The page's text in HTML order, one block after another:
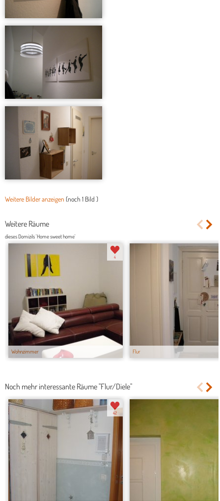
Weitere Bilder anzeigen (noch 1 Bild )
Weitere Räume
dieses Domizils 'Home sweet home'
Wohnzimmer
4
Flur
Noch mehr interessante Räume "Flur/Diele"
42